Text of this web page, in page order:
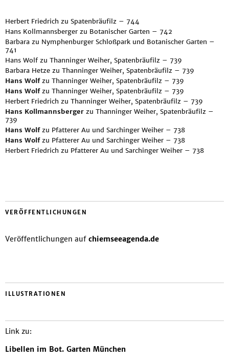
Herbert Friedrich zu Spatenbräufilz – 744
Hans Kollmannsberger zu Botanischer Garten – 742
Barbara zu Nymphenburger Schloßpark und Botanischer Garten –
741
Hans Wolf zu Thanninger Weiher, Spatenbräufilz – 739
Barbara Hetze zu Thanninger Weiher, Spatenbräufilz – 739
Hans Wolfzu Thanninger Weiher, Spatenbräufilz – 739
Hans Wolfzu Thanninger Weiher, Spatenbräufilz – 739
Herbert Friedrich zu Thanninger Weiher, Spatenbräufilz – 739
Hans Kollmannsberger zu Thanninger Weiher, Spatenbräufilz –
739
Hans Wolfzu Pfatterer Au und Sarchinger Weiher – 738
Hans Wolfzu Pfatterer Au und Sarchinger Weiher – 738
Herbert Friedrich zu Pfatterer Au und Sarchinger Weiher – 738
VERÖFFENTLICHUNGEN
Veröffentlichungen auf chiemseeagenda.de
ILLUSTRATIONEN
Link zu:
Libellen im Bot. Garten München